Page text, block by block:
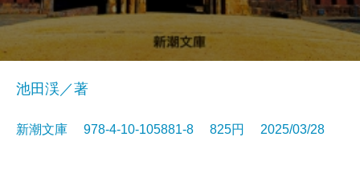
池田渓／著
新潮文庫 978-4-10-105881-8 825円 2025/03/28